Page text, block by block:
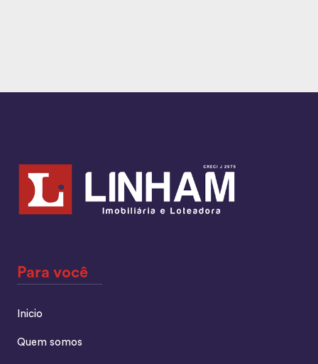
Para você
Inicio
Quem somos